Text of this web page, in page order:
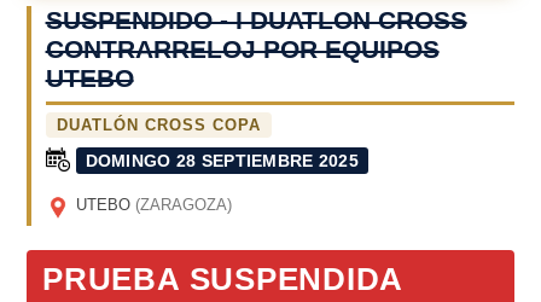
SUSPENDIDO - I DUATLON CROSS
CONTRARRELOJ POR EQUIPOS
UTEBO
DUATLÓN CROSS COPA
DOMINGO 28 SEPTIEMBRE 2025
UTEBO (ZARAGOZA)
PRUEBA SUSPENDIDA